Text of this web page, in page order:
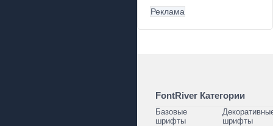
Реклама
FontRiver Категории
Базовые
шрифты
шрифты